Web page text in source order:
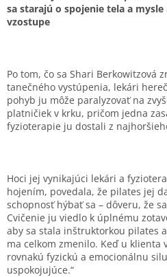
sa starajú o spojenie tela a
vzostupe
Po tom, čo sa Shari Berkowitzová
tanečného vystúpenia, lekári
pohyb ju môže paralyzovať na
platničiek v krku, pričom jedna
fyzioterapie ju dostali z
Hoci jej vynikajúci lekári a
hojením, povedala, že pilates jej
schopnosť hýbať sa – dôveru, že
Cvičenie ju viedlo k úplnému
aby sa stala inštruktorkou pilates
ma celkom zmenilo. Keď u klienta
rovnakú fyzickú a emocionálnu
uspokojujúce.“